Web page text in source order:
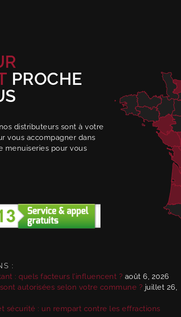
PROCHE
distributeurs sont à votre
vous accompagner dans
menuiseries pour vous
:
: quels facteurs l’influencent ? août 6, 2026
autorisées selon votre commune ? juillet 26,
sécurité : un rempart contre les effractions